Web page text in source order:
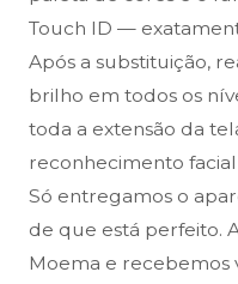
Touch ID —
Após a substituição,
brilho em todos os
toda a extensão da
reconhecimento
Só entregamos o
de que está perfeito.
Moema e recebemos